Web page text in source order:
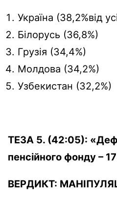
Україна (38,2%від
Білорусь (36,8%)
Грузія (34,4%)
Молдова (34,2%)
Узбекистан (32,2%)
ТЕЗА 5. (42:05):
пенсійного фонду –
ВЕРДИКТ: